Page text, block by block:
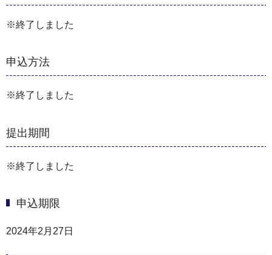
※終了しました
申込方法
※終了しました
提出期間
※終了しました
申込期限
2024年2月27日